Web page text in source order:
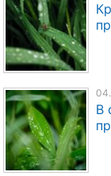
В